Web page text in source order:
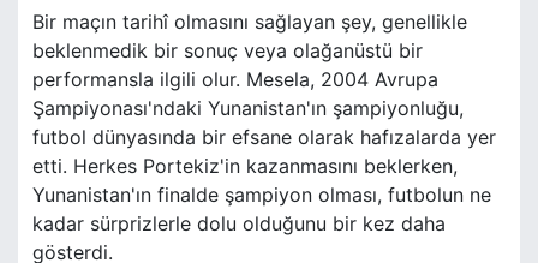
Bir maçın tarihî olmasını sağlayan şey, genellikle
beklenmedik bir sonuç veya olağanüstü bir
performansla ilgili olur. Mesela, 2004 Avrupa
Şampiyonası'ndaki Yunanistan'ın şampiyonluğu,
futbol dünyasında bir efsane olarak hafızalarda yer
etti. Herkes Portekiz'in kazanmasını beklerken,
Yunanistan'ın finalde şampiyon olması, futbolun ne
kadar sürprizlerle dolu olduğunu bir kez daha
gösterdi.